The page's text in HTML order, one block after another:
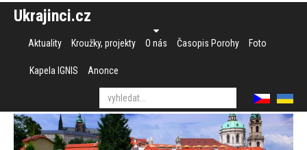
Ukrajinci.cz
Aktuality Kroužky, projekty O nás Časopis Porohy Foto
Kapela IGNIS Anonce